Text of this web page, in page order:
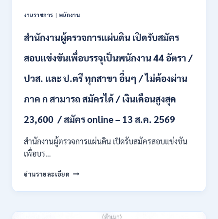
เป็น
หลาย
อัตรา
/
ป.ตรี
หลาย
+
เงิน
สูงสุด
15
งานราชการ | พนักงาน
สำนักงานผู้ตรวจการแผ่นดิน เปิดรับสมัคร
สอบแข่งขันเพื่อบรรจุเป็นพนักงาน 44 อัตรา /
ปวส. และ ป.ตรี ทุกสาขา อื่นๆ / ไม่ต้องผ่าน
ภาค ก สามารถ สมัครได้ / เงินเดือนสูงสุด
23,600 / สมัคร online – 13 ส.ค. 2569
สำนักงานผู้ตรวจการแผ่นดิน เปิดรับสมัครสอบแข่งขัน
เพื่อบร…
อ่านรายละเอียด สำนักงาน
ตรวจ
แผ่น